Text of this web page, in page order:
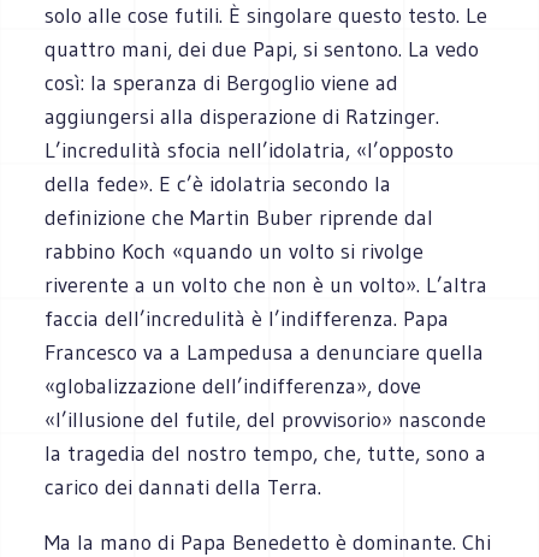
solo alle cose futili. È singolare questo testo. Le
quattro mani, dei due Papi, si sentono. La vedo
così: la speranza di Bergoglio viene ad
aggiungersi alla disperazione di Ratzinger.
L’incredulità sfocia nell’idolatria, «l’opposto
della fede». E c’è idolatria secondo la
definizione che Martin Buber riprende dal
rabbino Koch «quando un volto si rivolge
riverente a un volto che non è un volto». L’altra
faccia dell’incredulità è l’indifferenza. Papa
Francesco va a Lampedusa a denunciare quella
«globalizzazione dell’indifferenza», dove
«l’illusione del futile, del provvisorio» nasconde
la tragedia del nostro tempo, che, tutte, sono a
carico dei dannati della Terra.
Ma la mano di Papa Benedetto è dominante. Chi